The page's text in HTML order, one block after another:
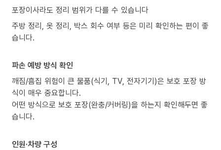
포장이사라도 정리 범위가 다를 수 있습니다
주방 정리, 옷 정리, 박스 회수 여부 등은 미리 확인하는 편이 좋
습니다.
파손 예방 방식 확인
깨짐/흠집 위험이 큰 물품(식기, TV, 전자기기)은 보호 포장 방
식이 매우 중요합니다.
어떤 방식으로 보호 포장(완충/커버링)을 하는지 확인해두면 좋
습니다.
인원·차량 구성